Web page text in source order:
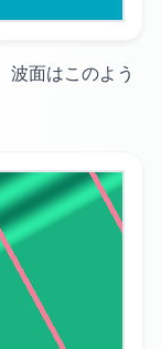
波面はこのよう